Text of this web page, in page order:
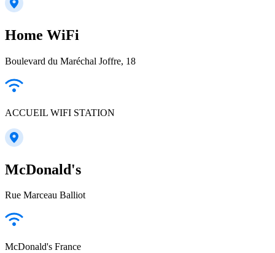
Home WiFi
Boulevard du Maréchal Joffre, 18
ACCUEIL WIFI STATION
McDonald's
Rue Marceau Balliot
McDonald's France